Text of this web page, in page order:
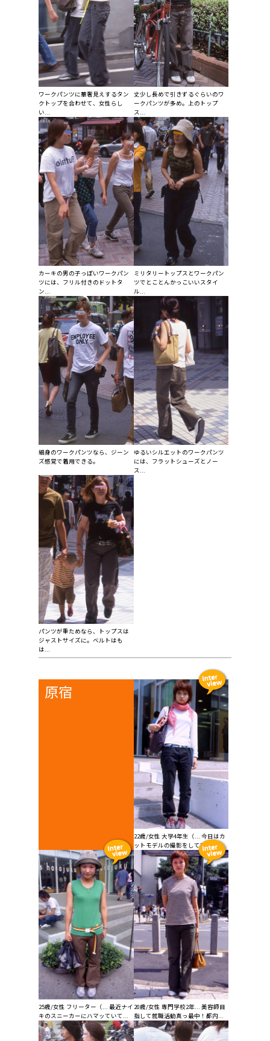
ワークパンツに華奢見えするタン
クトップを合わせて、女性らし
い...
丈少し長めで引きずるぐらいのワ
ークパンツが多め。上のトップ
ス...
カーキの男の子っぽいワークパン
ツには、フリル付きのドットタ
ン...
ミリタリートップスとワークパン
ツでとことんかっこいいスタイ
ル...
細身のワークパンツなら、ジーン
ズ感覚で着用できる。
ゆるいシルエットのワークパンツ
には、フラットシューズとノー
ス...
パンツが重ためなら、トップスは
ジャストサイズに。ベルトはも
は...
原宿
22歳/女性 大学4年生（... 今日はカ
ットモデルの撮影をして来まし...
25歳/女性 フリーター（... 最近ナイ
キのスニーカーにハマッていて...
20歳/女性 専門学校2年... 美容師目
指して就職活動真っ最中！都内...